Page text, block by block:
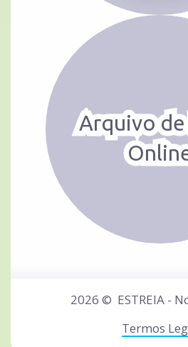
Arquivo de
2026 © ESTREIA -
Termos